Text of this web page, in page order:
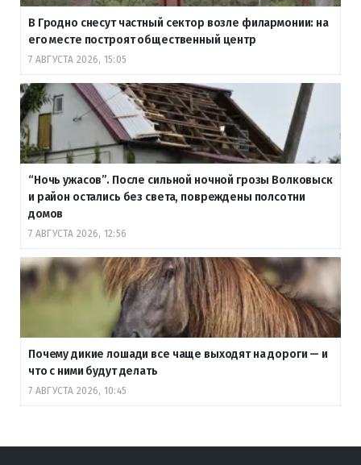
В Гродно снесут частный сектор возле филармонии: на
его месте построят общественный центр
7 АВГУСТА 2026, 15:05
“Ночь ужасов”. После сильной ночной грозы Волковыск
и район остались без света, повреждены полсотни
домов
7 АВГУСТА 2026, 12:56
Почему дикие лошади все чаще выходят на дороги — и
что с ними будут делать
7 АВГУСТА 2026, 10:45